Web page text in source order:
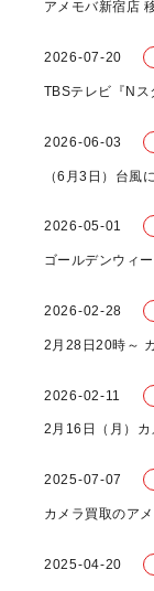
2026-07-20
2026-06-03
（6月3日）台風
2026-05-01
ゴールデンウィ
2026-02-28
2026-02-11
2025-07-07
2025-04-20